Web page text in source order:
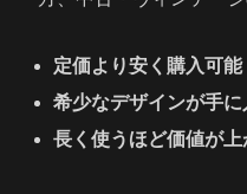
定価より安く購入可能
希少なデザインが手に
長く使うほど価値が